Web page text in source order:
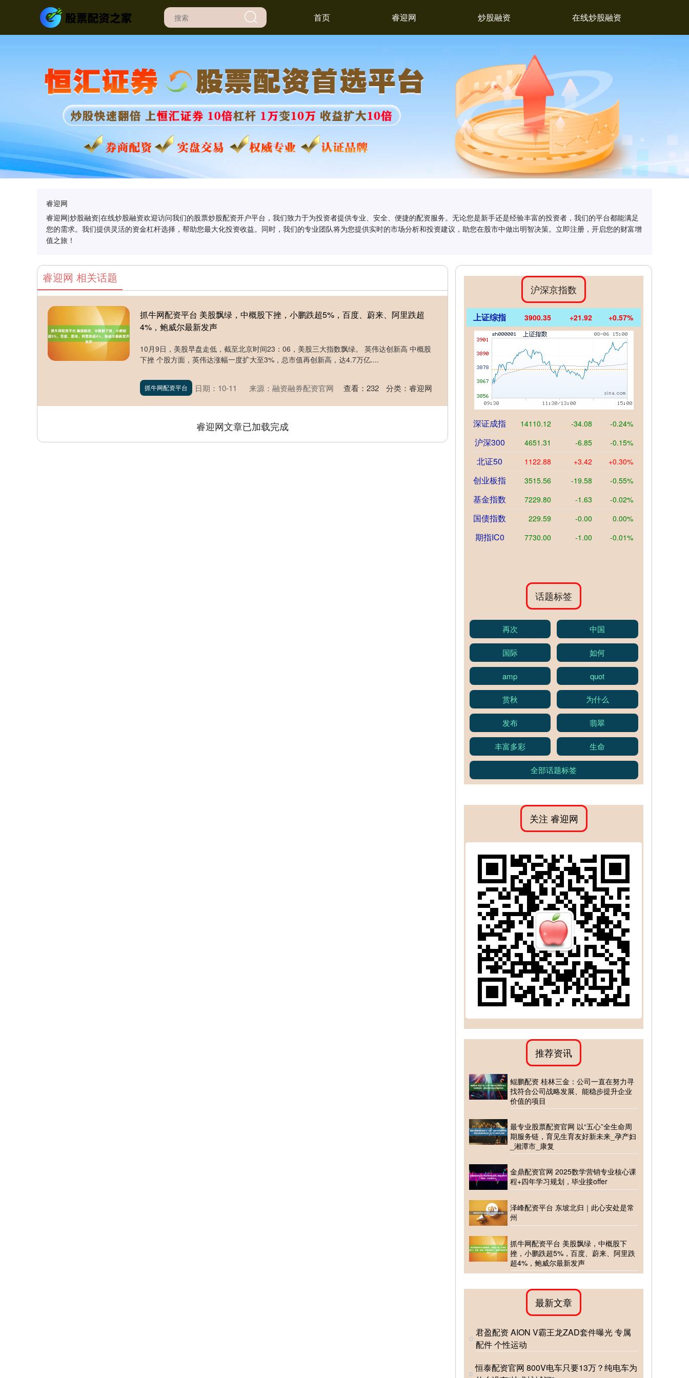
首页 睿迎网 炒股融资 在线炒股融资
睿迎网
睿迎网|炒股融资|在线炒股融资欢迎访问我们的股票炒股配资开户平台，我们致力于为投资者提供专业、安全、便捷的配资服务。无论您是新手还是经验丰富的投资者，我们的平台都能满足
您的需求。我们提供灵活的资金杠杆选择，帮助您最大化投资收益。同时，我们的专业团队将为您提供实时的市场分析和投资建议，助您在股市中做出明智决策。立即注册，开启您的财富增
值之旅！
睿迎网 相关话题
抓牛网配资平台 美股飘绿，中概股下挫，小鹏跌超5%，百度、蔚来、阿里跌超
4%，鲍威尔最新发声
10月9日，美股早盘走低，截至北京时间23：06，美股三大指数飘绿。 英伟达创新高 中概股
下挫 个股方面，英伟达涨幅一度扩大至3%，总市值再创新高，达4.7万亿....
抓牛网配资平台 日期：10-11 来源：融资融券配资官网 查看： 232 分类： 睿迎网
睿迎网文章已加载完成
沪深京指数
上证综指 3900.35 +21.92 +0.57%
深证成指 14110.12 -34.08 -0.24%
沪深300 4651.31 -6.85 -0.15%
北证50 1122.88 +3.42 +0.30%
创业板指 3515.56 -19.58 -0.55%
基金指数 7229.80 -1.63 -0.02%
国债指数 229.59 -0.00 0.00%
期指IC0 7730.00 -1.00 -0.01%
话题标签
再次 中国
国际 如何
amp quot
赏秋 为什么
发布 翡翠
丰富多彩 生命
全部话题标签
关注 睿迎网
推荐资讯
鲲鹏配资 桂林三金：公司一直在努力寻
找符合公司战略发展、能稳步提升企业
价值的项目
最专业股票配资官网 以“五心”全生命周
期服务链，育见生育友好新未来_孕产妇
_湘潭市_康复
金鼎配资官网 2025数学营销专业核心课
程+四年学习规划，毕业接offer
泽峰配资平台 东坡北归｜此心安处是常
州
抓牛网配资平台 美股飘绿，中概股下
挫，小鹏跌超5%，百度、蔚来、阿里跌
超4%，鲍威尔最新发声
最新文章
君盈配资 AION V霸王龙ZAD套件曝光 专属
配件 个性运动
恒泰配资官网 800V电车只要13万？纯电车为